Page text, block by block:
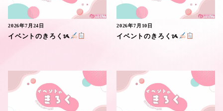
イベントのきろくᝰ
2026年7月24日
イベントのきろくᝰ
2026年7月10日